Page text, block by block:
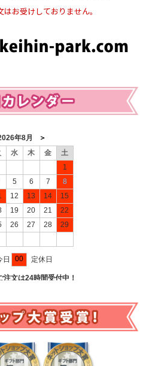
お受けしておりません。